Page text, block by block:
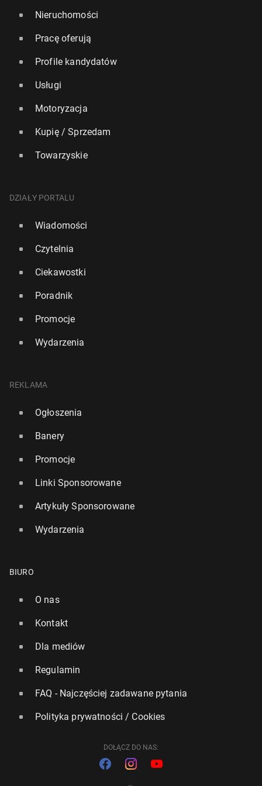
Nieruchomości
Pracę oferują
Profile kandydatów
Usługi
Motoryzacja
Kupię / Sprzedam
Towarzyskie
DZIAŁY PORTALU
Wiadomości
Czytelnia
Ciekawostki
Poradnik
Promocje
Wydarzenia
REKLAMA
Ogłoszenia
Banery
Promocje
Linki Sponsorowane
Artykuły Sponsorowane
Wydarzenia
BIURO
O nas
Kontakt
Dla mediów
Regulamin
FAQ - Najczęściej zadawane pytania
Polityka prywatności / Cookies
DOŁĄCZ DO NAS: